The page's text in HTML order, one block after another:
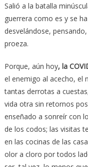
Salió a la batalla
guerrera como es y se
desvelándose,
proeza.
Porque, aún hoy, la
el enemigo al acecho, el
tantas derrotas a
vida otra sin retornos
enseñado a sonreír con
de los codos; las visitas
en las cocinas de las
olor a cloro por todos